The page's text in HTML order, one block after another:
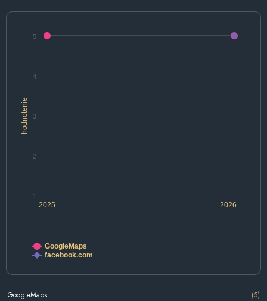
hodnotenie
2025 2026
1
2
3
4
5
GoogleMaps
facebook.com
GoogleMaps (5)